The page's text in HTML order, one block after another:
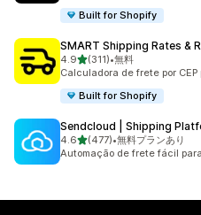
Built for Shopify
SMART Shipping Rates &
4.95つ星中
(311)
合計レビュー数：311件
•無料
Calculadora de frete por
Built for Shopify
Sendcloud | Shipping
4.65つ星中
(477)
合計レビュー数：477件
•無料プランあり
Automação de frete fácil